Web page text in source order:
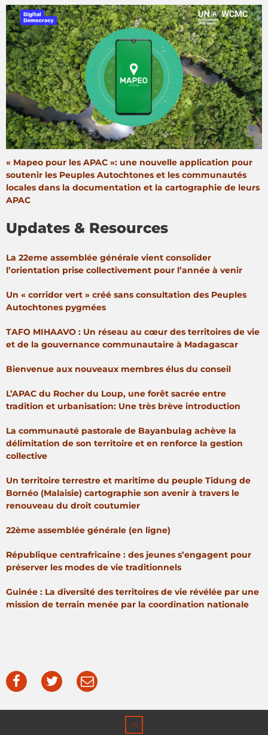
« Mapeo pour les APAC »: une nouvelle application pour
soutenir les Peuples Autochtones et les communautés
locales dans la documentation et la cartographie de leurs
APAC
Updates & Resources
La 22eme assemblée générale vient consolider
l’orientation prise collectivement pour l’année à venir
Un « corridor vert » créé sans consultation des Peuples
Autochtones pygmées
TAFO MIHAAVO : Un réseau au cœur des territoires de vie
et de la gouvernance communautaire à Madagascar
Bienvenue aux nouveaux membres élus du conseil
L’APAC du Rocher du Loup, une forêt sacrée entre
tradition et urbanisation: Une très brève introduction
La communauté pastorale de Bayanbulag achève la
délimitation de son territoire et en renforce la gestion
collective
Un territoire terrestre et maritime du peuple Tidung de
Bornéo (Malaisie) cartographie son avenir à travers le
renouveau du droit coutumier
22ème assemblée générale (en ligne)
République centrafricaine : des jeunes s’engagent pour
préserver les modes de vie traditionnels
Guinée : La diversité des territoires de vie révélée par une
mission de terrain menée par la coordination nationale